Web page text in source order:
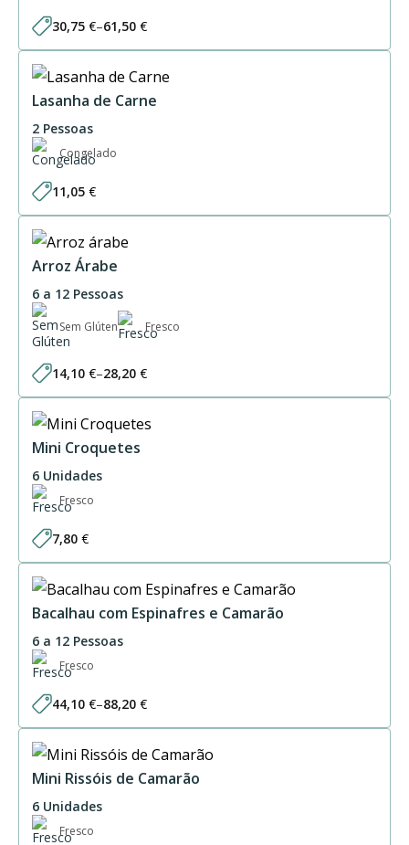
30,75 €–61,50 €
Price
range:
through
61,50 €
Lasanha de Carne
2 Pessoas
Congelado
11,05 €
Arroz Árabe
6 a 12 Pessoas
Sem Glúten Fresco
14,10 €–28,20 €
Price
range:
through
28,20 €
Mini Croquetes
6 Unidades
Fresco
7,80 €
Bacalhau com Espinafres e Camarão
6 a 12 Pessoas
Fresco
44,10 €–88,20 €
Price
range:
through
88,20 €
Mini Rissóis de Camarão
6 Unidades
Fresco